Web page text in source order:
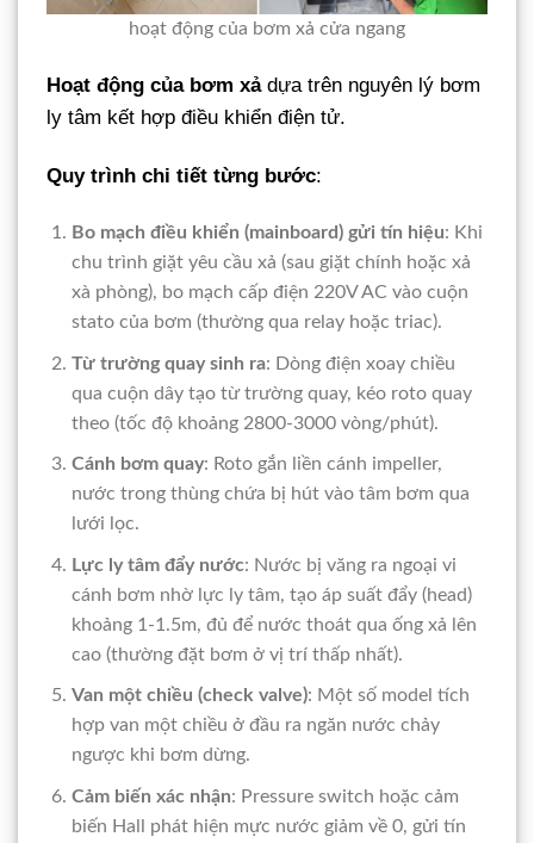
hoạt động của bơm xả cửa ngang
Hoạt động của bơm xảdựa trên nguyên lý bơm
ly tâm kết hợp điều khiển điện tử.
Quy trình chi tiết từng bước:
Bo mạch điều khiển (mainboard) gửi tín hiệu: Khi
chu trình giặt yêu cầu xả (sau giặt chính hoặc xả
xà phòng), bo mạch cấp điện 220V AC vào cuộn
stato của bơm (thường qua relay hoặc triac).
Từ trường quay sinh ra: Dòng điện xoay chiều
qua cuộn dây tạo từ trường quay, kéo roto quay
theo (tốc độ khoảng 2800-3000 vòng/phút).
Cánh bơm quay: Roto gắn liền cánh impeller,
nước trong thùng chứa bị hút vào tâm bơm qua
lưới lọc.
Lực ly tâm đẩy nước: Nước bị văng ra ngoại vi
cánh bơm nhờ lực ly tâm, tạo áp suất đẩy (head)
khoảng 1-1.5m, đủ để nước thoát qua ống xả lên
cao (thường đặt bơm ở vị trí thấp nhất).
Van một chiều (check valve): Một số model tích
hợp van một chiều ở đầu ra ngăn nước chảy
ngược khi bơm dừng.
Cảm biến xác nhận: Pressure switch hoặc cảm
biến Hall phát hiện mực nước giảm về 0, gửi tín